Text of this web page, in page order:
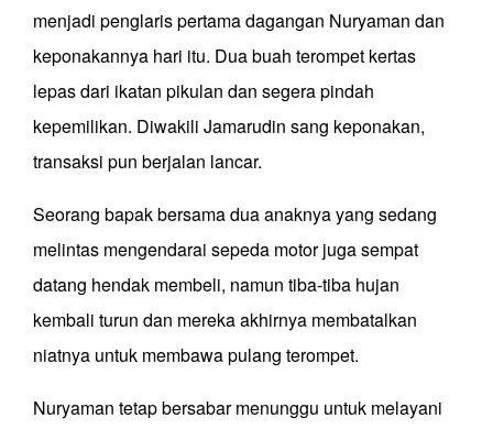
menjadi penglaris pertama dagangan Nuryaman dan
keponakannya hari itu. Dua buah terompet kertas
lepas dari ikatan pikulan dan segera pindah
kepemilikan. Diwakili Jamarudin sang keponakan,
transaksi pun berjalan lancar.
Seorang bapak bersama dua anaknya yang sedang
melintas mengendarai sepeda motor juga sempat
datang hendak membeli, namun tiba-tiba hujan
kembali turun dan mereka akhirnya membatalkan
niatnya untuk membawa pulang terompet.
Nuryaman tetap bersabar menunggu untuk melayani